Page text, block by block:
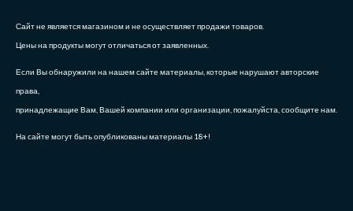
Сайт не является магазином и не осуществляет продажи товаров.
Цены на продукты могут отличаться от заявленных.
Если Вы обнаружили на нашем сайте материалы, которые нарушают авторские
права,
принадлежащие Вам, Вашей компании или организации, пожалуйста, сообщите нам.
На сайте могут быть опубликованы материалы 18+!